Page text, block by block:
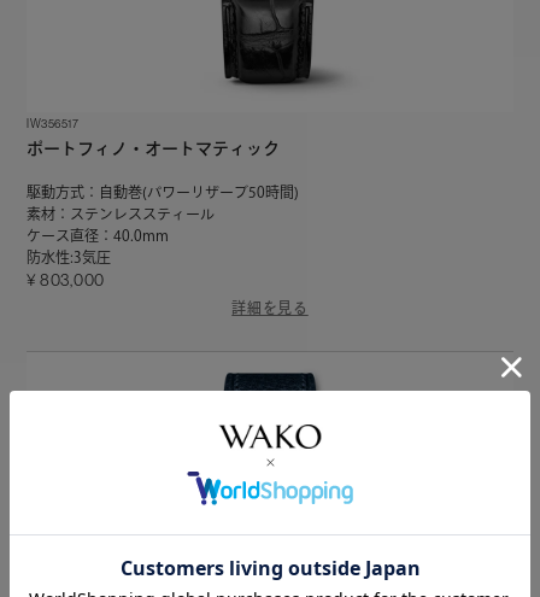
IW356517
ポートフィノ・オートマティック
駆動方式：自動巻(パワーリザーブ50時間)
素材：ステンレススティール
ケース直径：40.0mm
防水性:3気圧
803,000
詳細を見る